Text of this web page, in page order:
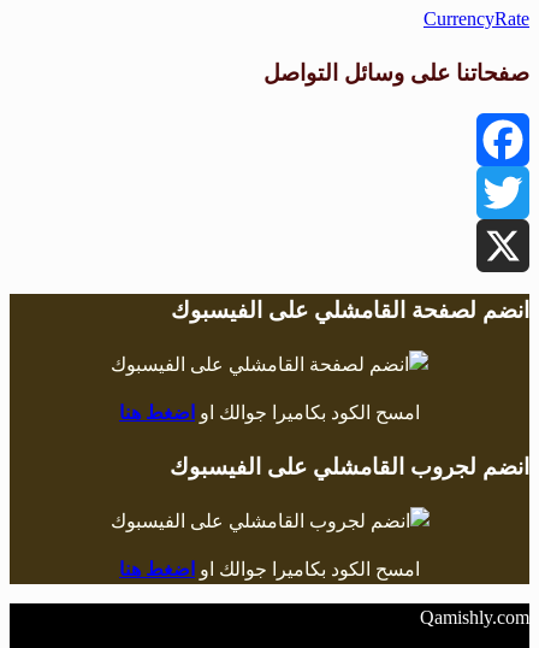
CurrencyRate
صفحاتنا على وسائل التواصل
Facebook
Twitter
X
انضم لصفحة القامشلي على الفيسبوك
امسح الكود بكاميرا جوالك او اضغط هنا
انضم لجروب القامشلي على الفيسبوك
امسح الكود بكاميرا جوالك او اضغط هنا
Qamishly.com